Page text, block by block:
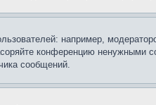
например,
конференцию ненужными
сообщений.